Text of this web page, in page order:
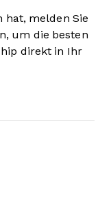
hat, melden Sie
um die besten
direkt in Ihr